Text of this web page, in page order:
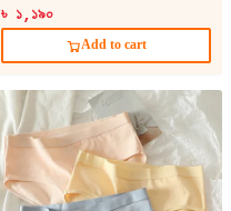
৳ ১,১৯০
Add to cart